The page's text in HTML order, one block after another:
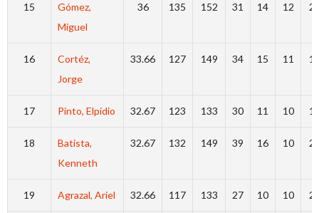
15
Gómez,
Miguel
36 135 152 31 14 12
16
Cortéz,
Jorge
33.66 127 149 34 15 11
17 Pinto, Elpidio 32.67 123 133 30 11 10
18
Batista,
Kenneth
32.67 132 149 39 16 10
19 Agrazal, Ariel 32.66 117 133 27 10 10